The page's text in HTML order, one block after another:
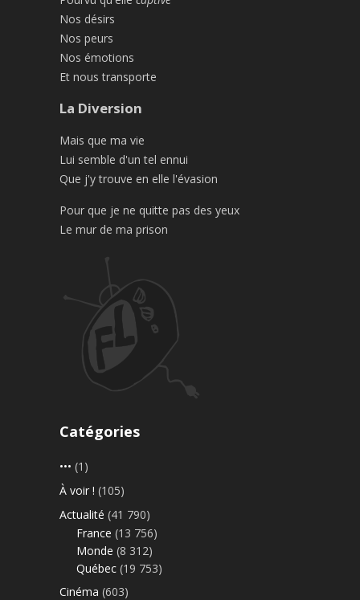
Nos désirs
Nos peurs
Nos émotions
Et nous transporte
La Diversion
Mais que ma vie
Lui semble d'un tel ennui
Que j'y trouve en elle l'évasion
Pour que je ne quitte pas des yeux
Le mur de ma prison
Catégories
••• (1)
À voir ! (105)
Actualité (41 790)
France (13 756)
Monde (8 312)
Québec (19 753)
Cinéma (603)